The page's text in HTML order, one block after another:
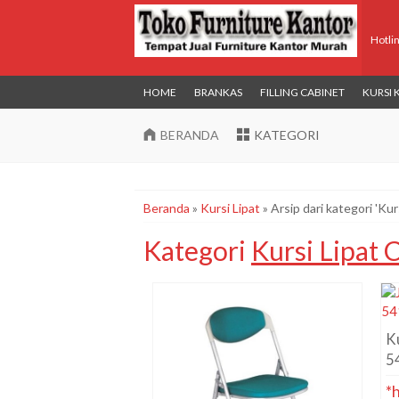
HOME BRANKAS FILLING CABINET KURSI
BERANDA KATEGORI
Beranda » Kursi Lipat » Arsip dari kategori
Kategori Kursi Lipat